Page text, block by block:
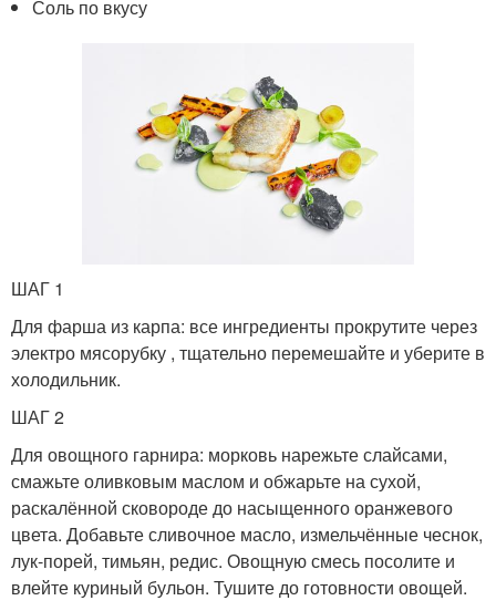
Соль по вкусу
ШАГ 1
Для фарша из карпа: все ингредиенты прокрутите через
электро мясорубку , тщательно перемешайте и уберите в
холодильник.
ШАГ 2
Для овощного гарнира: морковь нарежьте слайсами,
смажьте оливковым маслом и обжарьте на сухой,
раскалённой сковороде до насыщенного оранжевого
цвета. Добавьте сливочное масло, измельчённые чеснок,
лук-порей, тимьян, редис. Овощную смесь посолите и
влейте куриный бульон. Тушите до готовности овощей.